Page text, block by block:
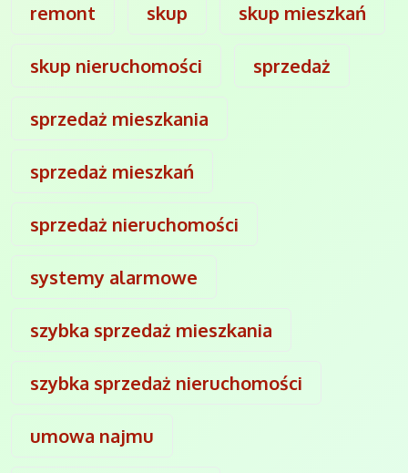
remont skup skup mieszkań
skup nieruchomości sprzedaż
sprzedaż mieszkania
sprzedaż mieszkań
sprzedaż nieruchomości
systemy alarmowe
szybka sprzedaż mieszkania
szybka sprzedaż nieruchomości
umowa najmu